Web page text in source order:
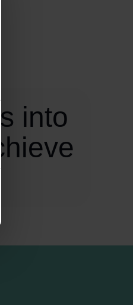
into